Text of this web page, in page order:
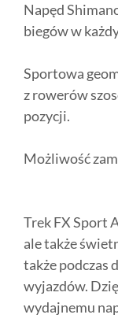
Napęd
biegów w
Sportowa
z rowerów
pozycji.
Możliwość
Trek FX Sport
ale także
także podczas
wyjazdów.
wydajnemu